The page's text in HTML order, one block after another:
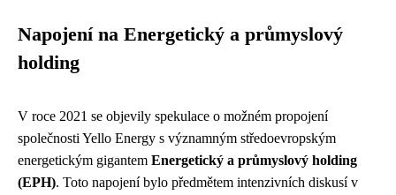
Napojení na Energetický a průmyslový
holding
V roce 2021 se objevily spekulace o možném propojení
společnosti Yello Energy s významným středoevropským
energetickým gigantem Energetický a průmyslový holding
(EPH). Toto napojení bylo předmětem intenzivních diskusí v